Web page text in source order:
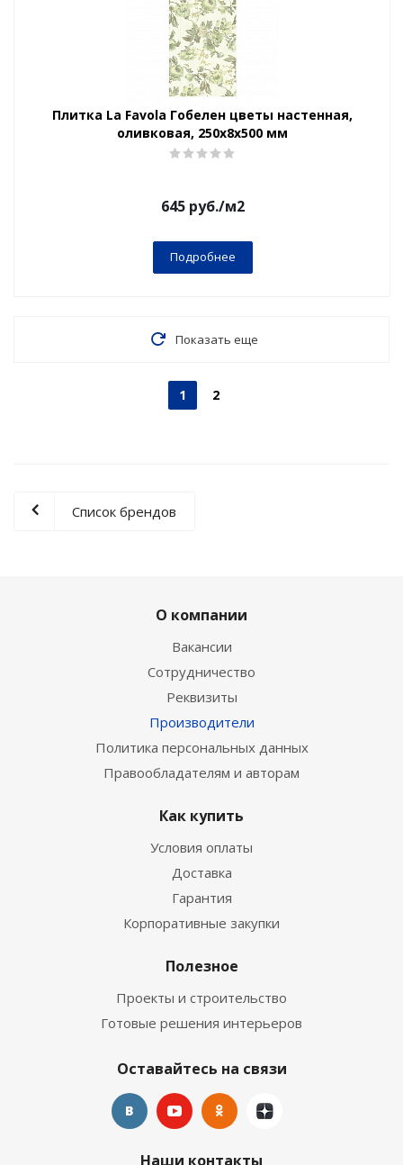
Плитка La Favola Гобелен цветы настенная,
оливковая, 250x8x500 мм
645руб./м2
Подробнее
Показать еще
1 2
Список брендов
О компании
Вакансии
Сотрудничество
Реквизиты
Производители
Политика персональных данных
Правообладателям и авторам
Как купить
Условия оплаты
Доставка
Гарантия
Корпоративные закупки
Полезное
Проекты и строительство
Готовые решения интерьеров
Оставайтесь на связи
Наши контакты